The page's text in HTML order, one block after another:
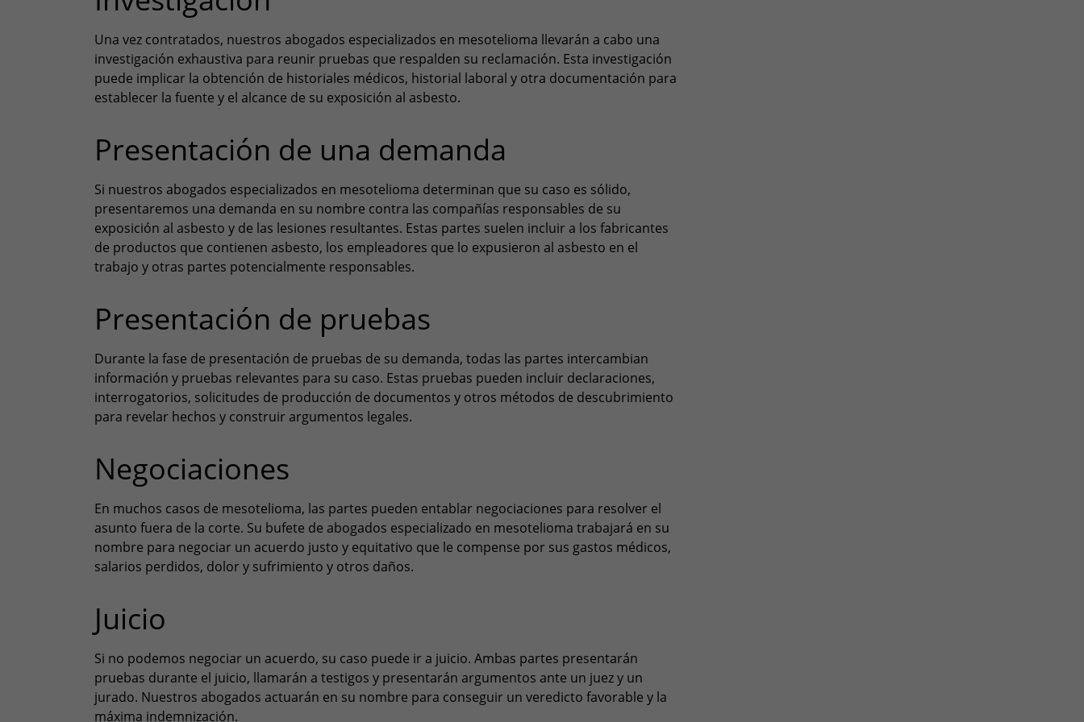
Una vez contratados, nuestros abogados especializados en mesotelioma llevarán a cabo una
investigación exhaustiva para reunir pruebas que respalden su reclamación. Esta investigación
puede implicar la obtención de historiales médicos, historial laboral y otra documentación para
establecer la fuente y el alcance de su exposición al asbesto.
Presentación de una demanda
Si nuestros abogados especializados en mesotelioma determinan que su caso es sólido,
presentaremos una demanda en su nombre contra las compañías responsables de su
exposición al asbesto y de las lesiones resultantes. Estas partes suelen incluir a los fabricantes
de productos que contienen asbesto, los empleadores que lo expusieron al asbesto en el
trabajo y otras partes potencialmente responsables.
Presentación de pruebas
Durante la fase de presentación de pruebas de su demanda, todas las partes intercambian
información y pruebas relevantes para su caso. Estas pruebas pueden incluir declaraciones,
interrogatorios, solicitudes de producción de documentos y otros métodos de descubrimiento
para revelar hechos y construir argumentos legales.
Negociaciones
En muchos casos de mesotelioma, las partes pueden entablar negociaciones para resolver el
asunto fuera de la corte. Su bufete de abogados especializado en mesotelioma trabajará en su
nombre para negociar un acuerdo justo y equitativo que le compense por sus gastos médicos,
salarios perdidos, dolor y sufrimiento y otros daños.
Juicio
Si no podemos negociar un acuerdo, su caso puede ir a juicio. Ambas partes presentarán
pruebas durante el juicio, llamarán a testigos y presentarán argumentos ante un juez y un
jurado. Nuestros abogados actuarán en su nombre para conseguir un veredicto favorable y la
máxima indemnización.